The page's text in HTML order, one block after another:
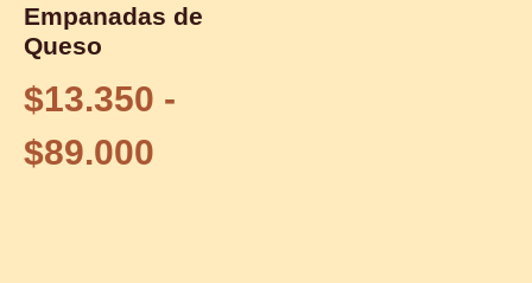
Empanadas de
Queso
$13.350 -
$89.000